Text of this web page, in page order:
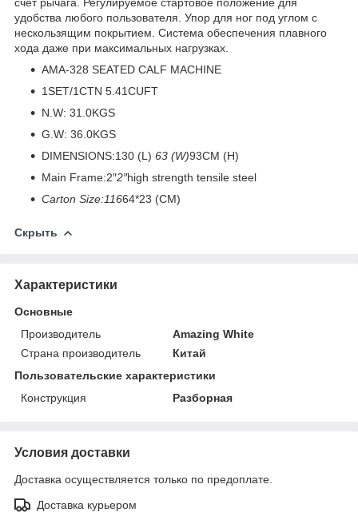
удобства любого пользователя. Упор для ног под углом с
нескользящим покрытием. Система обеспечения плавного
хода даже при максимальных нагрузках.
AMA-328 SEATED CALF MACHINE
1SET/1CTN 5.41CUFT
N.W: 31.0KGS
G.W: 36.0KGS
DIMENSIONS:130 (L) 63 (W)93CM (H)
Main Frame:2″2″high strength tensile steel
Carton Size:11664*23 (CM)
Скрыть
Характеристики
Основные
Производитель
Amazing White
Страна производитель
Китай
Пользовательские характеристики
Конструкция
Разборная
Условия доставки
Доставка осуществляется только по предоплате.
Доставка курьером